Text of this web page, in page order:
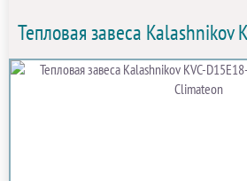
Тепловая завеса Kalashnikov